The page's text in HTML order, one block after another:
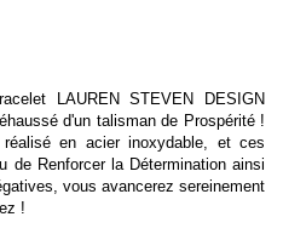
LAUREN STEVEN DESIGN
d'un talisman de Prospérité !
en acier inoxydable, et ces
de Renforcer la Détermination ainsi
vous avancerez sereinement
!